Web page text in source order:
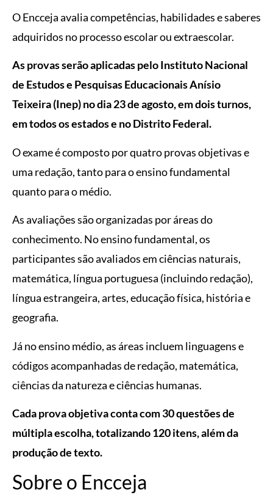
O Encceja avalia competências, habilidades e saberes
adquiridos no processo escolar ou extraescolar.
As provas serão aplicadas pelo Instituto Nacional
de Estudos e Pesquisas Educacionais Anísio
Teixeira (Inep) no dia 23 de agosto, em dois turnos,
em todos os estados e no Distrito Federal.
O exame é composto por quatro provas objetivas e
uma redação, tanto para o ensino fundamental
quanto para o médio.
As avaliações são organizadas por áreas do
conhecimento. No ensino fundamental, os
participantes são avaliados em ciências naturais,
matemática, língua portuguesa (incluindo redação),
língua estrangeira, artes, educação física, história e
geografia.
Já no ensino médio, as áreas incluem linguagens e
códigos acompanhadas de redação, matemática,
ciências da natureza e ciências humanas.
Cada prova objetiva conta com 30 questões de
múltipla escolha, totalizando 120 itens, além da
produção de texto.
Sobre o Encceja